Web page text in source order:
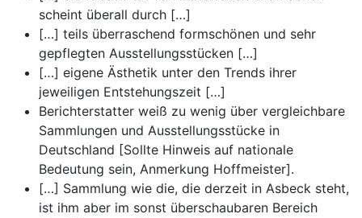
scheint überall durch […]
[…] teils überraschend formschönen und sehr
gepflegten Ausstellungsstücken […]
[…] eigene Ästhetik unter den Trends ihrer
jeweiligen Entstehungszeit […]
Berichterstatter weiß zu wenig über vergleichbare
Sammlungen und Ausstellungsstücke in
Deutschland [Sollte Hinweis auf nationale
Bedeutung sein, Anmerkung Hoffmeister].
[…] Sammlung wie die, die derzeit in Asbeck steht,
ist ihm aber im sonst überschaubaren Bereich